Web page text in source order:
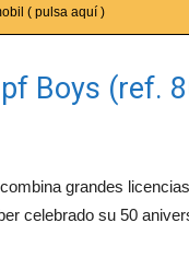
( pulsa aquí )
Boys (ref.
grandes
celebrado su 50